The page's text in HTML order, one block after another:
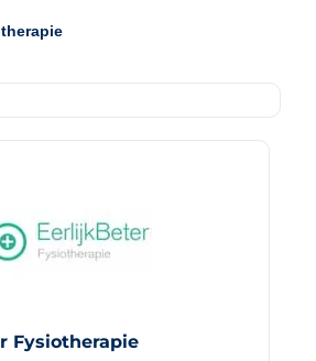
Fysiotherapie